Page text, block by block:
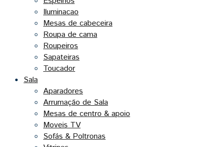
Iluminacao
Mesas de cabeceira
Roupa de cama
Roupeiros
Sapateiras
Toucador
Sala
Aparadores
Arrumação de Sala
Mesas de centro & apoio
Moveis TV
Sofás & Poltronas